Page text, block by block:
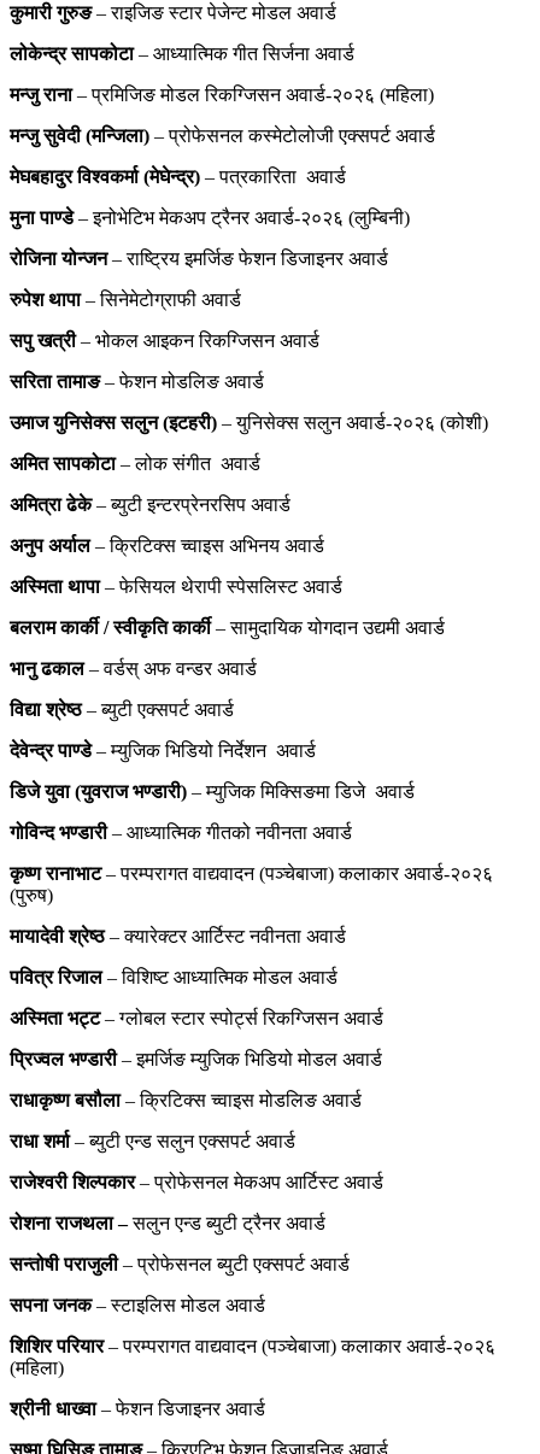
कुमारी गुरुङ– राइजिङ स्टार पेजेन्ट मोडल अवार्ड
लोकेन्द्र सापकोटा– आध्यात्मिक गीत सिर्जना अवार्ड
मन्जु राना– प्रमिजिङ मोडल रिकग्जिसन अवार्ड-२०२६ (महिला)
मन्जु सुवेदी (मन्जिला) – प्रोफेसनल कस्मेटोलोजी एक्सपर्ट अवार्ड
मेघबहादुर विश्वकर्मा (मेघेन्द्र) – पत्रकारिता अवार्ड
मुना पाण्डे– इनोभेटिभ मेकअप ट्रैनर अवार्ड-२०२६ (लुम्बिनी)
रोजिना योन्जन– राष्ट्रिय इमर्जिङ फेशन डिजाइनर अवार्ड
रुपेश थापा– सिनेमेटोग्राफी अवार्ड
सपु खत्री– भोकल आइकन रिकग्जिसन अवार्ड
सरिता तामाङ– फेशन मोडलिङ अवार्ड
उमाज युनिसेक्स सलुन (इटहरी) – युनिसेक्स सलुन अवार्ड-२०२६ (कोशी)
अमित सापकोटा– लोक संगीत अवार्ड
अमित्रा ढेके– ब्युटी इन्टरप्रेनरसिप अवार्ड
अनुप अर्याल– क्रिटिक्स च्वाइस अभिनय अवार्ड
अस्मिता थापा– फेसियल थेरापी स्पेसलिस्ट अवार्ड
बलराम कार्की / स्वीकृति कार्की– सामुदायिक योगदान उद्यमी अवार्ड
भानु ढकाल– वर्डस् अफ वन्डर अवार्ड
विद्या श्रेष्ठ– ब्युटी एक्सपर्ट अवार्ड
देवेन्द्र पाण्डे– म्युजिक भिडियो निर्देशन अवार्ड
डिजे युवा (युवराज भण्डारी) – म्युजिक मिक्सिङमा डिजे अवार्ड
गोविन्द भण्डारी– आध्यात्मिक गीतको नवीनता अवार्ड
कृष्ण रानाभाट– परम्परागत वाद्यवादन (पञ्चेबाजा) कलाकार अवार्ड-२०२६
(पुरुष)
मायादेवी श्रेष्ठ– क्यारेक्टर आर्टिस्ट नवीनता अवार्ड
पवित्र रिजाल– विशिष्ट आध्यात्मिक मोडल अवार्ड
अस्मिता भट्ट– ग्लोबल स्टार स्पोर्ट्स रिकग्जिसन अवार्ड
प्रिज्वल भण्डारी– इमर्जिङ म्युजिक भिडियो मोडल अवार्ड
राधाकृष्ण बसौला– क्रिटिक्स च्वाइस मोडलिङ अवार्ड
राधा शर्मा– ब्युटी एन्ड सलुन एक्सपर्ट अवार्ड
राजेश्वरी शिल्पकार– प्रोफेसनल मेकअप आर्टिस्ट अवार्ड
रोशना राजथला –सलुन एन्ड ब्युटी ट्रैनर अवार्ड
सन्तोषी पराजुली– प्रोफेसनल ब्युटी एक्सपर्ट अवार्ड
सपना जनक– स्टाइलिस मोडल अवार्ड
शिशिर परियार– परम्परागत वाद्यवादन (पञ्चेबाजा) कलाकार अवार्ड-२०२६
(महिला)
श्रीनी धाख्वा– फेशन डिजाइनर अवार्ड
सुष्मा घिसिङ तामाङ– क्रिएटिभ फेशन डिजाइनिङ अवार्ड